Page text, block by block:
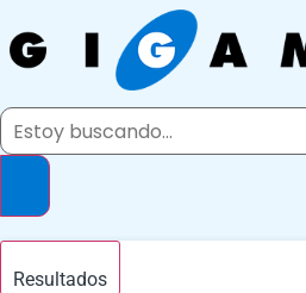
al
contenido
Search
Resultados